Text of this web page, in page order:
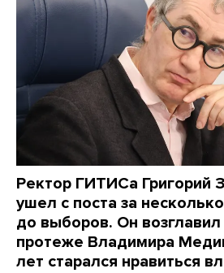
Ректор ГИТИСа Григорий
ушел с поста за
до выборов. Он возглавил
протеже Владимира
лет старался нравиться